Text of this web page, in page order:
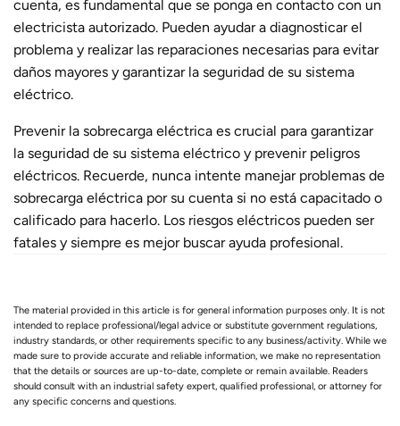
cuenta, es fundamental que se ponga en contacto con un
electricista autorizado. Pueden ayudar a diagnosticar el
problema y realizar las reparaciones necesarias para evitar
daños mayores y garantizar la seguridad de su sistema
eléctrico.
Prevenir la sobrecarga eléctrica es crucial para garantizar
la seguridad de su sistema eléctrico y prevenir peligros
eléctricos. Recuerde, nunca intente manejar problemas de
sobrecarga eléctrica por su cuenta si no está capacitado o
calificado para hacerlo. Los riesgos eléctricos pueden ser
fatales y siempre es mejor buscar ayuda profesional.
The material provided in this article is for general information purposes only. It is not
intended to replace professional/legal advice or substitute government regulations,
industry standards, or other requirements specific to any business/activity. While we
made sure to provide accurate and reliable information, we make no representation
that the details or sources are up-to-date, complete or remain available. Readers
should consult with an industrial safety expert, qualified professional, or attorney for
any specific concerns and questions.